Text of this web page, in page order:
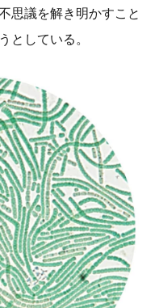
思議を解き明かすこと
としている。